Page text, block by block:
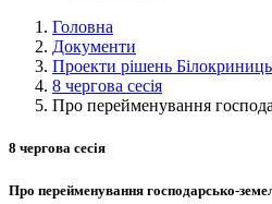
Головна
Документи
Проекти рішень
8 чергова сесія
Про перейменування
8 чергова сесія
Про перейменування господарсько-